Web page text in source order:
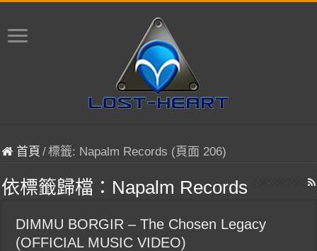
首頁 /標籤: Napalm Records (頁面 206)
依標籤歸檔： Napalm Records
DIMMU BORGIR – The Chosen Legacy
(OFFICIAL MUSIC VIDEO)